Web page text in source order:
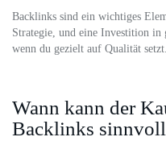
Backlinks sind ein wichtiges
Strategie, und eine Investition in
wenn du gezielt auf Qualität setzt.
Wann kann der
Backlinks sinnvoll